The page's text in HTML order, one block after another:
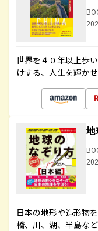
世界を４０年以上歩
けする、人生を輝か
日本の地形や造形物
橋、川、湖、半島な